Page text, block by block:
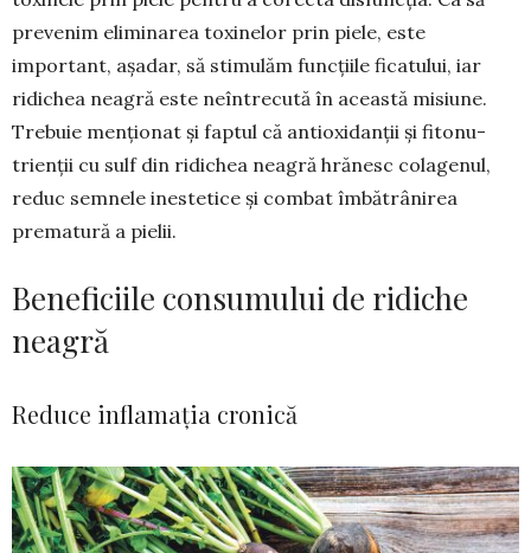
prevenim eli­mi­narea toxinelor prin piele, este
important, așadar, să stimulăm funcțiile ficatului, iar
ridichea neagră este neîntrecută în această misiune.
Tre­buie menționat și faptul că antioxidanții și fitonu­
trienții cu sulf din ridichea neagră hrănesc cola­ge­nul,
reduc semnele inestetice și combat îmbă­trânirea
prematură a pielii.
Beneficiile consumului de ridiche
neagră
Reduce inflamația cronică